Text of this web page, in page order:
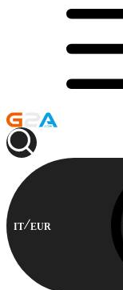
IT EUR